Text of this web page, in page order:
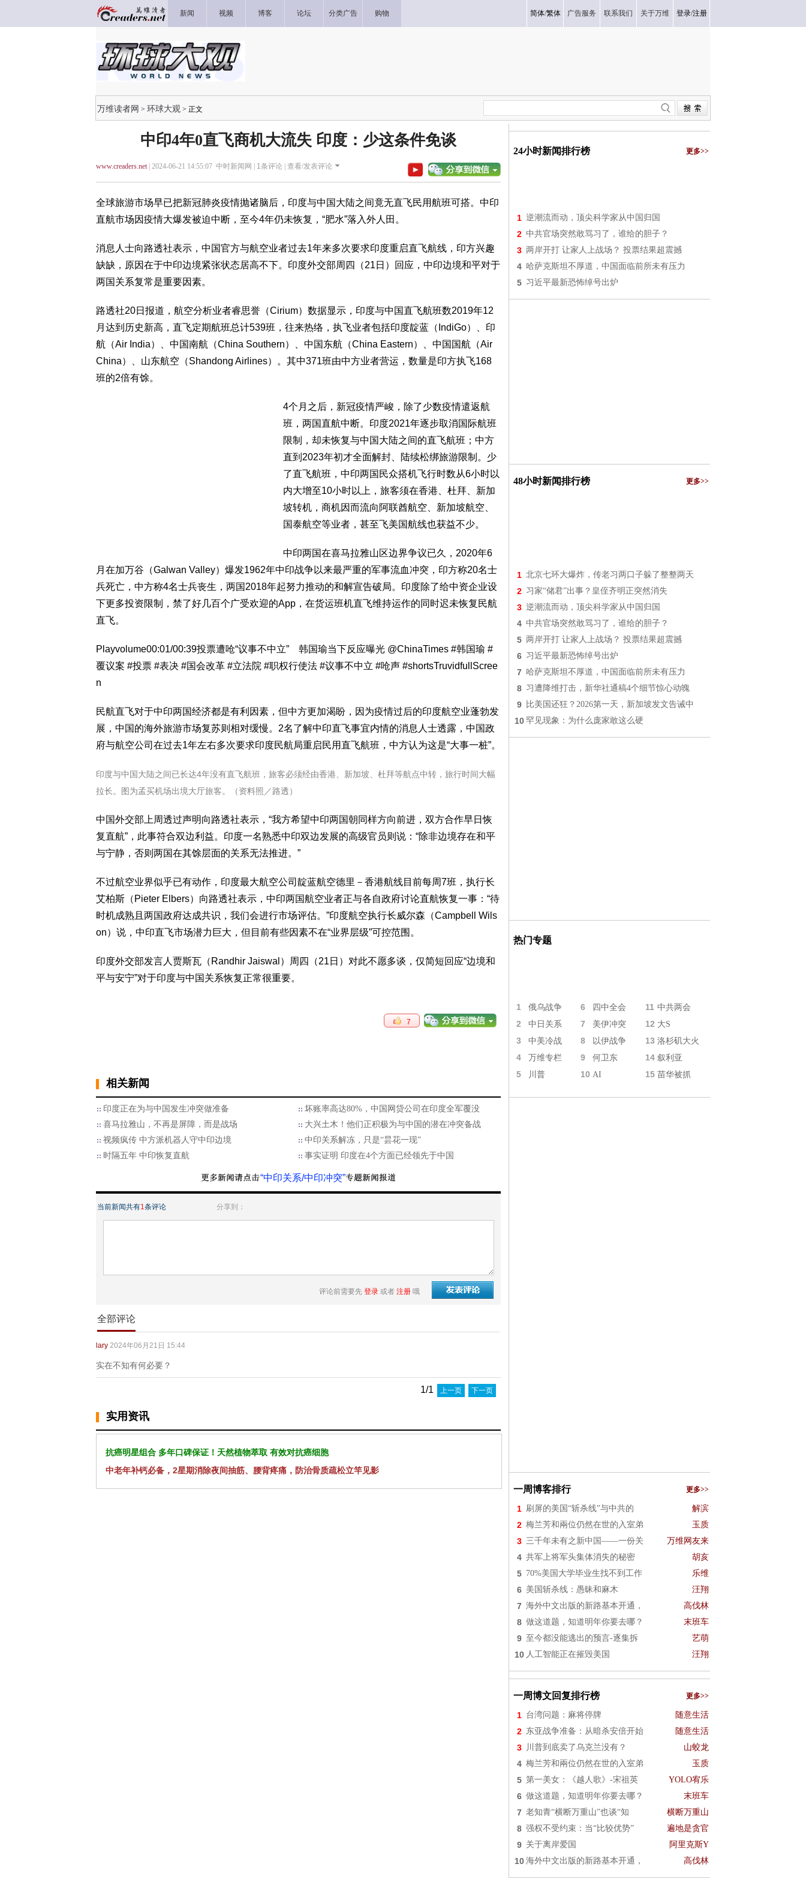
新闻 视频 博客 论坛 分类广告 购物 简体/繁体 广告服务 联系我们 关于万维 登录/注册
万维读者网 > 环球大观 > 正文
中印4年0直飞商机大流失 印度：少这条件免谈
www.creaders.net| 2024-06-21 14:55:07 中时新闻网 | 1条评论 | 查看/发表评论
全球旅游市场早已把新冠肺炎疫情抛诸脑后，印度与中国大陆之间竟无直飞民用航班可搭。中印
直航市场因疫情大爆发被迫中断，至今4年仍未恢复，“肥水”落入外人田。
消息人士向路透社表示，中国官方与航空业者过去1年来多次要求印度重启直飞航线，印方兴趣
缺缺，原因在于中印边境紧张状态居高不下。印度外交部周四（21日）回应，中印边境和平对于
两国关系复常是重要因素。
路透社20日报道，航空分析业者睿思誉（Cirium）数据显示，印度与中国直飞航班数2019年12
月达到历史新高，直飞定期航班总计539班，往来热络，执飞业者包括印度靛蓝（IndiGo）、印
航（Air India）、中国南航（China Southern）、中国东航（China Eastern）、中国国航（Air
China）、山东航空（Shandong Airlines）。其中371班由中方业者营运，数量是印方执飞168
班的2倍有馀。
4个月之后，新冠疫情严峻，除了少数疫情遣返航
班，两国直航中断。印度2021年逐步取消国际航班
限制，却未恢复与中国大陆之间的直飞航班；中方
直到2023年初才全面解封、陆续松绑旅游限制。少
了直飞航班，中印两国民众搭机飞行时数从6小时以
内大增至10小时以上，旅客须在香港、杜拜、新加
坡转机，商机因而流向阿联酋航空、新加坡航空、
国泰航空等业者，甚至飞美国航线也获益不少。
中印两国在喜马拉雅山区边界争议已久，2020年6
月在加万谷（Galwan Valley）爆发1962年中印战争以来最严重的军事流血冲突，印方称20名士
兵死亡，中方称4名士兵丧生，两国2018年起努力推动的和解宣告破局。印度除了给中资企业设
下更多投资限制，禁了好几百个广受欢迎的App，在货运班机直飞维持运作的同时迟未恢复民航
直飞。
Playvolume00:01/00:39投票遭呛“议事不中立” 韩国瑜当下反应曝光 @ChinaTimes #韩国瑜 #
覆议案 #投票 #表决 #国会改革 #立法院 #职权行使法 #议事不中立 #呛声 #shortsTruvidfullScree
n
民航直飞对于中印两国经济都是有利因素，但中方更加渴盼，因为疫情过后的印度航空业蓬勃发
展，中国的海外旅游市场复苏则相对缓慢。2名了解中印直飞事宜内情的消息人士透露，中国政
府与航空公司在过去1年左右多次要求印度民航局重启民用直飞航班，中方认为这是“大事一桩”。
印度与中国大陆之间已长达4年没有直飞航班，旅客必须经由香港、新加坡、杜拜等航点中转，旅行时间大幅
拉长。图为孟买机场出境大厅旅客。（资料照／路透）
中国外交部上周透过声明向路透社表示，“我方希望中印两国朝同样方向前进，双方合作早日恢
复直航”，此事符合双边利益。印度一名熟悉中印双边发展的高级官员则说：“除非边境存在和平
与宁静，否则两国在其馀层面的关系无法推进。”
不过航空业界似乎已有动作，印度最大航空公司靛蓝航空德里－香港航线目前每周7班，执行长
艾柏斯（Pieter Elbers）向路透社表示，中印两国航空业者正与各自政府讨论直航恢复一事：“待
时机成熟且两国政府达成共识，我们会进行市场评估。”印度航空执行长威尔森（Campbell Wils
on）说，中印直飞市场潜力巨大，但目前有些因素不在“业界层级”可控范围。
印度外交部发言人贾斯瓦（Randhir Jaiswal）周四（21日）对此不愿多谈，仅简短回应“边境和
平与安宁”对于印度与中国关系恢复正常很重要。
7
相关新闻
印度正在为与中国发生冲突做准备
坏账率高达80%，中国网贷公司在印度全军覆没
喜马拉雅山，不再是屏障，而是战场
大兴土木！他们正积极为与中国的潜在冲突备战
视频疯传 中方派机器人守中印边境
中印关系解冻，只是“昙花一现”
时隔五年 中印恢复直航
事实证明 印度在4个方面已经领先于中国
“中印关系/中印冲突”
当前新闻共有1条评论 分享到：
评论前需要先 登录 或者 注册 哦
全部评论
lary 2024年06月21日 15:44
实在不知有何必要？
1/1 上一页 下一页
实用资讯
抗癌明星组合 多年口碑保证！天然植物萃取 有效对抗癌细胞
中老年补钙必备，2星期消除夜间抽筋、腰背疼痛，防治骨质疏松立竿见影
24小时新闻排行榜 更多>>
1 逆潮流而动，顶尖科学家从中国归国
2 中共官场突然敢骂习了，谁给的胆子？
3 两岸开打 让家人上战场？ 投票结果超震撼
4 哈萨克斯坦不厚道，中国面临前所未有压力
5 习近平最新恐怖绰号出炉
48小时新闻排行榜 更多>>
1 北京七环大爆炸，传老习两口子躲了整整两天
2 习家“储君”出事？皇侄齐明正突然消失
3 逆潮流而动，顶尖科学家从中国归国
4 中共官场突然敢骂习了，谁给的胆子？
5 两岸开打 让家人上战场？ 投票结果超震撼
6 习近平最新恐怖绰号出炉
7 哈萨克斯坦不厚道，中国面临前所未有压力
8 习遭降维打击，新华社通稿4个细节惊心动魄
9 比美国还狂？2026第一天，新加坡发文告诫中
10 罕见现象：为什么庞家敢这么硬
热门专题
1 俄乌战争 6 四中全会 11 中共两会
2 中日关系 7 美伊冲突 12 大S
3 中美冷战 8 以伊战争 13 洛杉矶大火
4 万维专栏 9 何卫东 14 叙利亚
5 川普 10 AI 15 苗华被抓
一周博客排行 更多>>
1 刷屏的美国“斩杀线”与中共的 解滨
2 梅兰芳和兩位仍然在世的入室弟 玉质
3 三千年未有之新中国——一份关 万维网友来
4 共军上将军头集体消失的秘密 胡亥
5 70%美国大学毕业生找不到工作 乐维
6 美国斩杀线：愚昧和麻木 汪翔
7 海外中文出版的新路基本开通， 高伐林
8 做这道题，知道明年你要去哪？ 末班车
9 至今都没能逃出的预言-逐集拆 艺萌
10 人工智能正在摧毁美国 汪翔
一周博文回复排行榜 更多>>
1 台湾问题：麻将停牌 随意生活
2 东亚战争准备：从暗杀安倍开始 随意生活
3 川普到底卖了乌克兰没有？ 山蛟龙
4 梅兰芳和兩位仍然在世的入室弟 玉质
5 第一美女：《越人歌》-宋祖英 YOLO宥乐
6 做这道题，知道明年你要去哪？ 末班车
7 老知青“横断万重山”也谈“知 横断万重山
8 强权不受约束：当“比较优势” 遍地是贪官
9 关于离岸爱国 阿里克斯Y
10 海外中文出版的新路基本开通， 高伐林